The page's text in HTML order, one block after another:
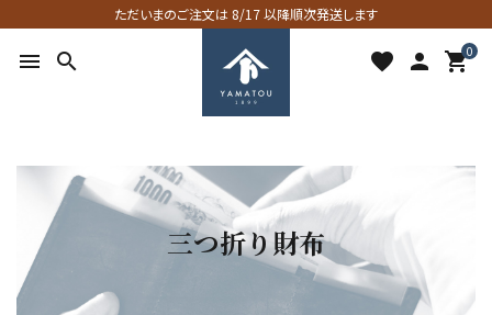
ただいまのご注文は 8/17 以降順次発送します
menu search favorite person 0
shopping_cart
search
三つ折り財布